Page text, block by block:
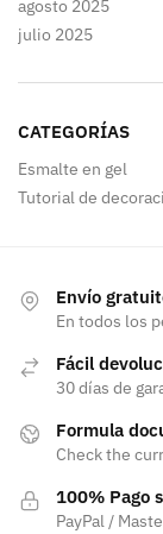
agosto 2025
julio 2025
CATEGORÍAS
Esmalte en gel
Tutorial de
Envío
En todos los
Fácil
30 días de
Formula
Check the
100% Pago
PayPal /